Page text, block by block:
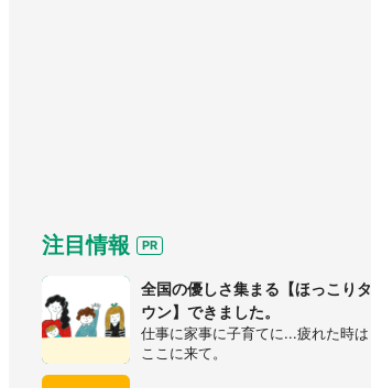
注目情報
全国の優しさ集まる【ほっこりタ
ウン】できました。
仕事に家事に子育てに...疲れた時は
ここに来て。